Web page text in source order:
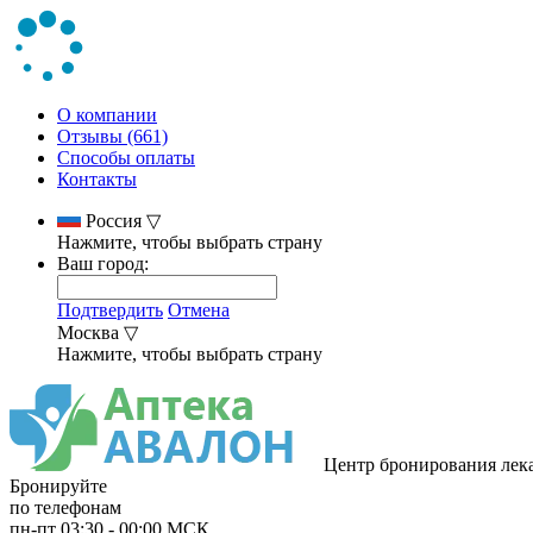
О компании
Отзывы (661)
Способы оплаты
Контакты
Россия ▽
Нажмите, чтобы выбрать страну
Ваш город:
Подтвердить Отмена
Москва ▽
Нажмите, чтобы выбрать страну
Центр бронирования
Бронируйте
по телефонам
пн-пт 03:30 - 00:00 МСК